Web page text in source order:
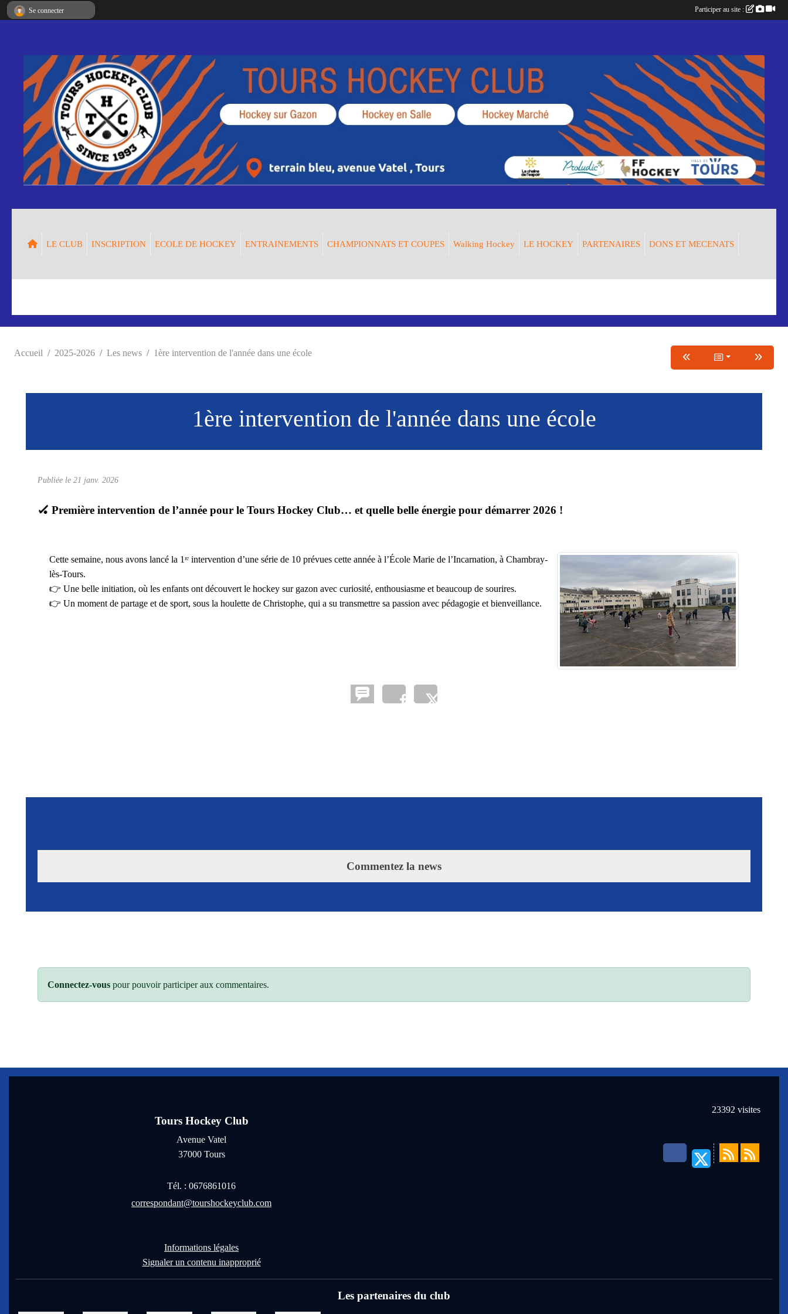
LE CLUB INSCRIPTION ECOLE DE HOCKEY ENTRAINEMENTS CHAMPIONNATS ET COUPES Walking Hockey LE HOCKEY PARTENAIRES DONS ET MECENATS
Accueil 2025-2026 Les news 1ère intervention de l'année dans une école
1ère intervention de l'année dans une école
Publiée le 21 janv. 2026
🏑 Première intervention de l’année pour le Tours Hockey Club… et quelle belle énergie pour démarrer 2026 !
Cette semaine, nous avons lancé la 1ʳᵉ intervention d’une série de 10 prévues cette année à l’École Marie de l’Incarnation, à Chambray-
lès-Tours.
👉 Une belle initiation, où les enfants ont découvert le hockey sur gazon avec curiosité, enthousiasme et beaucoup de sourires.
👉 Un moment de partage et de sport, sous la houlette de Christophe, qui a su transmettre sa passion avec pédagogie et bienveillance.
Commentez la news
Connectez-vous pour pouvoir participer aux commentaires.
Tours Hockey Club
Avenue Vatel
37000 Tours
Tél. : 0676861016
correspondant@tourshockeyclub.com
Informations légales
Signaler un contenu inapproprié
23392 visites
Les partenaires du club
Se connecter Participer au site :
Panneau de gestion des cookies